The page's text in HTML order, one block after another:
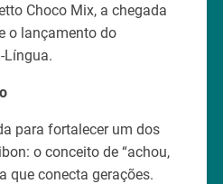
Choco Mix, a chegada
o lançamento do
Língua.
para fortalecer um dos
o conceito de “achou,
que conecta gerações.